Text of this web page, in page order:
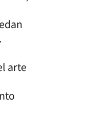
arte